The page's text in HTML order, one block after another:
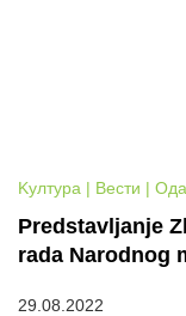
Kултура | Вести |
Predstavljanje
rada Narodnog
29.08.2022